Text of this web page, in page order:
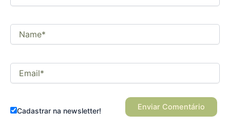
Name*
Email*
Cadastrar na newsletter!